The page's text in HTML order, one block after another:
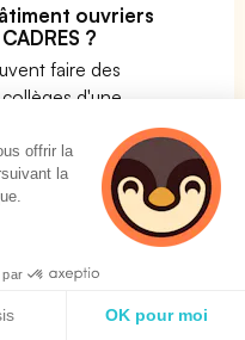
ouvriers
?
faire des
d'une
collectives ne
que le code du travail.
collective
doivent avoir une
la tranche A de leur
Bâtiment ouvriers
désormais dans
offrir la
la
par
OK pour moi